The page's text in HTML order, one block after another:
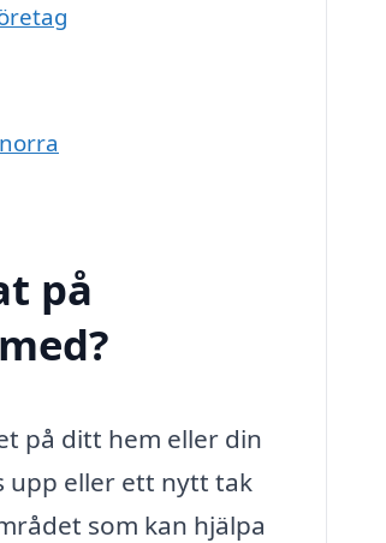
på
på ditt hem eller din
upp eller ett nytt tak
som kan hjälpa